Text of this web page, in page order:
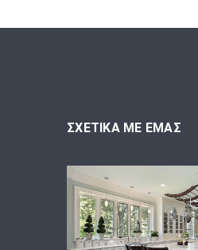
ΣΧΕΤΙΚΑ ΜΕ ΕΜΑΣ